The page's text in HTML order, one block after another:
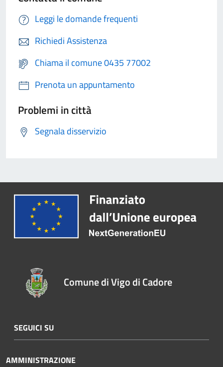
Leggi le domande frequenti
Richiedi Assistenza
Chiama il comune 0435 77002
Prenota un appuntamento
Problemi in città
Segnala disservizio
Comune di Vigo di Cadore
SEGUICI SU
AMMINISTRAZIONE